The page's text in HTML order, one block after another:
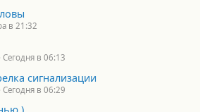
в 21:32
Сегодня в 06:13
сигнализации
Сегодня в 06:29